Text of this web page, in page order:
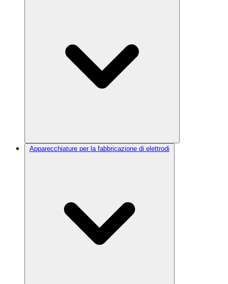
Apparecchiature per la fabbricazione di elettrodi